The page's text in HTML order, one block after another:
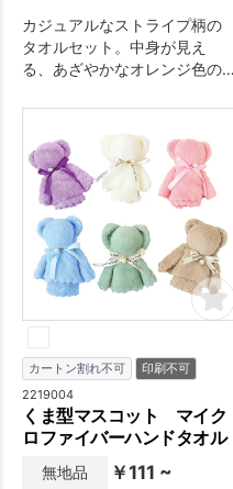
カジュアルなストライプ柄の
タオルセット。中身が見え
る、あざやかなオレンジ色の
カートン割れ不可 印刷不可
2219004
くま型マスコット マイク
ロファイバーハンドタオル
無地品 ￥111 ~